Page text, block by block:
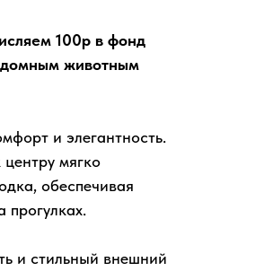
100р в фонд
животным
и элегантность.
мягко
обеспечивая
и стильный внешний